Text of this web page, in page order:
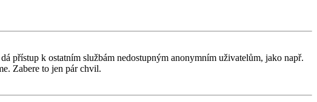
přístup k ostatním službám nedostupným anonymním uživatelům, jako např.
Zabere to jen pár chvil.